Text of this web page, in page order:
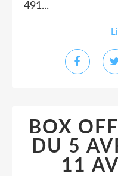
491...
BOX
DU 5
11